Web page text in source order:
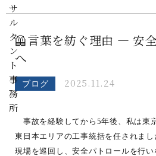
🦺言葉を紡ぐ理由 ― 安
へ
ブログ 2025.11.24
事故を経験してから5年後、私は東
東日本エリアの工事統括を任されまし
現場を巡回し、安全パトロールを行い